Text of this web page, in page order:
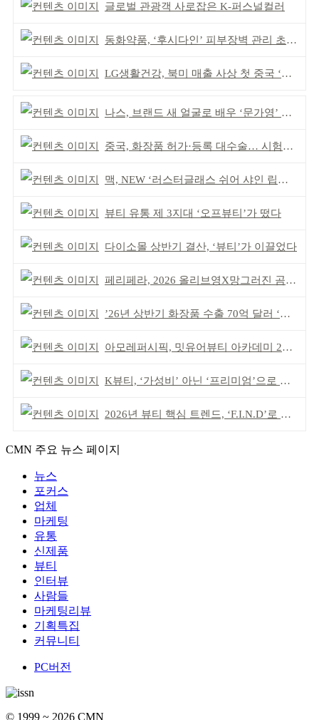
글로벌 관광객 사로잡은 K-퍼스널컬러
동화약품, ‘후시다인’ 피부장벽 관리 초점 ‘리브랜딩’
LG생활건강, 북미 매출 사상 첫 중국 ‘추월’
나스, 브랜드 새 얼굴로 배우 ‘문가영’ 발탁
중국, 화장품 허가·등록 대수술… 시험자료 공용 허용
맥, NEW ‘러스터글래스 쉬어 샤인 립스틱’ 출시
뷰티 유통 제 3지대 ‘오프뷰티’가 떴다
다이소몰 상반기 결산, ‘뷰티’가 이끌었다
페리페라, 2026 올리브영X망그러진 곰 콜라보
’26년 상반기 화장품 수출 70억 달러 ‘역대 최고’
아모레퍼시픽, 밋유어뷰티 아카데미 2기 발대식
K뷰티, ‘가성비’ 아닌 ‘프리미엄’으로 승부걸어야
2026년 뷰티 핵심 트렌드, ‘F.I.N.D’로 읽는다
CMN 주요 뉴스 페이지
뉴스
포커스
업체
마케팅
유통
신제품
뷰티
인터뷰
사람들
마케팅리뷰
기획특집
커뮤니티
PC버전
© 1999 ~ 2026 CMN